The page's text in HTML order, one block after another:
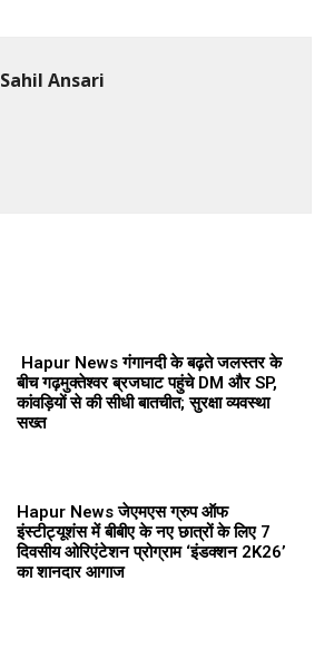
Sahil Ansari
Hapur News गंगानदी के बढ़ते जलस्तर के
बीच गढ़मुक्तेश्वर ब्रजघाट पहुंचे DM और SP,
कांवड़ियों से की सीधी बातचीत; सुरक्षा व्यवस्था
सख्त
Hapur News जेएमएस ग्रुप ऑफ
इंस्टीट्यूशंस में बीबीए के नए छात्रों के लिए 7
दिवसीय ओरिएंटेशन प्रोग्राम ‘इंडक्शन 2K26’
का शानदार आगाज